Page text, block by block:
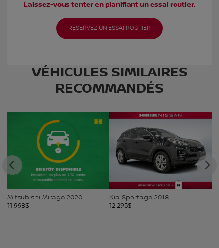
Laissez-vous tenter en planifiant un essai routier.
RÉSERVEZ UN ESSAI ROUTIER
VÉHICULES SIMILAIRES
RECOMMANDÉS
Mitsubishi Mirage 2020
11 998$
Kia Sportage 2018
12 295$